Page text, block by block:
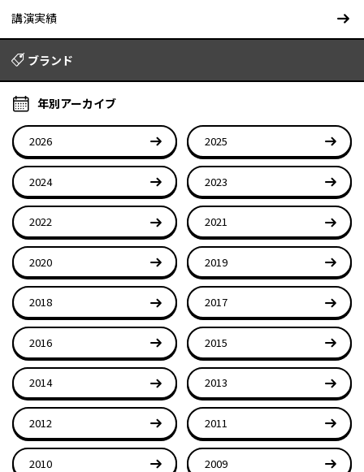
講演実績
ブランド
年別アーカイブ
2026 2025
2024 2023
2022 2021
2020 2019
2018 2017
2016 2015
2014 2013
2012 2011
2010 2009